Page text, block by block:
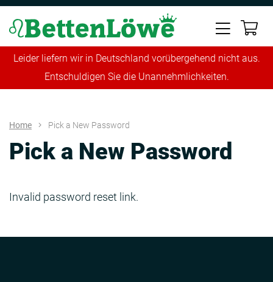
Leider liefern wir in Deutschland vorübergehend nicht aus.
Entschuldigen Sie die Unannehmlichkeiten.
Home Pick a New Password
Pick a New Password
Invalid password reset link.